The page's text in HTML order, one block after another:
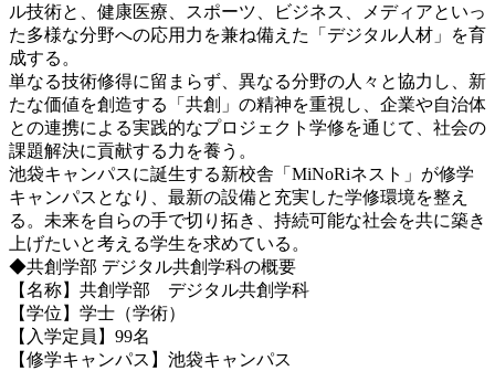
ル技術と、健康医療、スポーツ、ビジネス、メディアといっ
た多様な分野への応用力を兼ね備えた「デジタル人材」を育
成する。
単なる技術修得に留まらず、異なる分野の人々と協力し、新
たな価値を創造する「共創」の精神を重視し、企業や自治体
との連携による実践的なプロジェクト学修を通じて、社会の
課題解決に貢献する力を養う。
池袋キャンパスに誕生する新校舎「MiNoRiネスト」が修学
キャンパスとなり、最新の設備と充実した学修環境を整え
る。 未来を自らの手で切り拓き、持続可能な社会を共に築き
上げたいと考える学生を求めている。
◆共創学部 デジタル共創学科の概要
【名称】共創学部 デジタル共創学科
【学位】学士（学術）
【入学定員】99名
【修学キャンパス】池袋キャンパス